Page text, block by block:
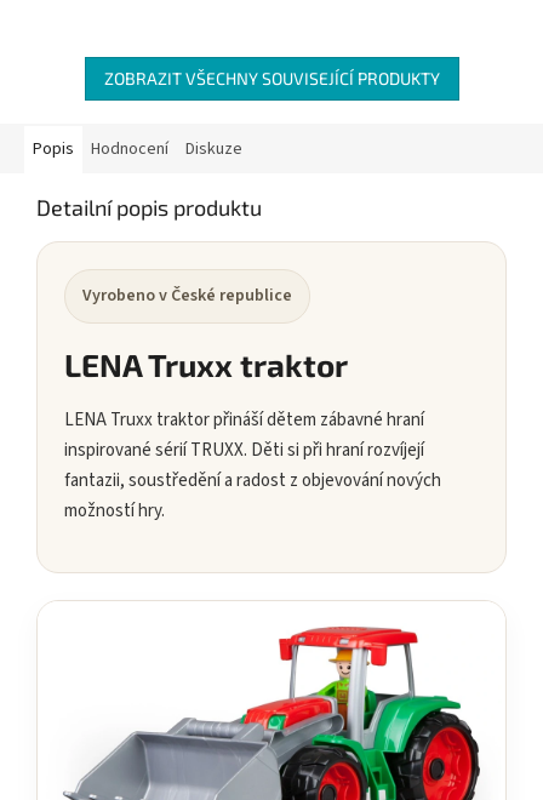
ZOBRAZIT VŠECHNY SOUVISEJÍCÍ PRODUKTY
Popis Hodnocení Diskuze
Detailní popis produktu
Vyrobeno v České republice
LENA Truxx traktor
LENA Truxx traktor přináší dětem zábavné hraní
inspirované sérií TRUXX. Děti si při hraní rozvíjejí
fantazii, soustředění a radost z objevování nových
možností hry.